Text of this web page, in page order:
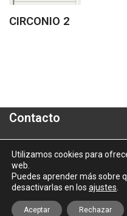
CIRCONIO 2
Contacto
Polígono Industrial "A
informacion@aluporta.com
Tel: +34 986 337 787 - Fax:
2025 © Aluporta |Aviso Legal
Utilizamos cookies para
web.
Puedes aprender más sobre
desactivarlas en los ajustes
Aceptar Rechazar